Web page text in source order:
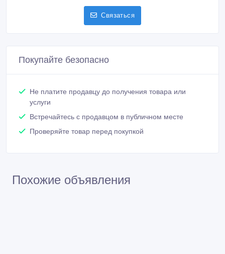
Связаться
Покупайте безопасно
Не платите продавцу до получения товара или
услуги
Встречайтесь с продавцом в публичном месте
Проверяйте товар перед покупкой
Похожие объявления